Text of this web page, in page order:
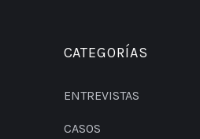
CATEGORÍAS
ENTREVISTAS
CASOS